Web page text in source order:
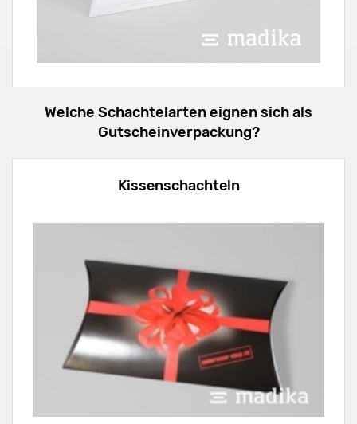
Welche Schachtelarten eignen sich als
Gutscheinverpackung?
Kissenschachteln